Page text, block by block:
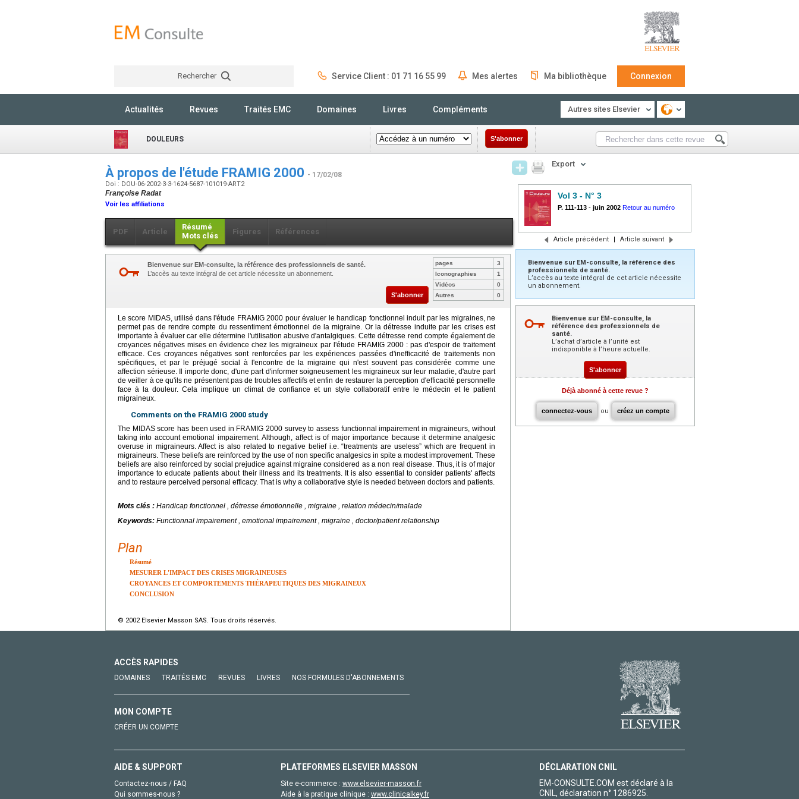
Rechercher Service Client : 01 71 16 55 99 Mes alertes Ma bibliothèque Connexion
Actualités Revues Traités EMC Domaines Livres Compléments Autres sites Elsevier
DOULEURS S'abonner
À propos de l'étude FRAMIG 2000 - 17/02/08
Doi : DOU-06-2002-3-3-1624-5687-101019-ART2
Françoise Radat
Voir les affiliations
PDF Article
Résumé
Mots clés
Figures Références
Bienvenue sur EM-consulte, la référence des professionnels de santé.
L’accès au texte intégral de cet article nécessite un abonnement.
S'abonner
pages
3
Iconographies
1
Vidéos
0
Autres
0
Le score MIDAS, utilisé dans l'étude FRAMIG 2000 pour évaluer le handicap fonctionnel induit par les migraines, ne
permet pas de rendre compte du ressentiment émotionnel de la migraine. Or la détresse induite par les crises est
importante à évaluer car elle détermine l'utilisation abusive d'antalgiques. Cette détresse rend compte également de
croyances négatives mises en évidence chez les migraineux par l'étude FRAMIG 2000 : pas d'espoir de traitement
efficace. Ces croyances négatives sont renforcées par les expériences passées d'inefficacité de traitements non
spécifiques, et par le préjugé social à l'encontre de la migraine qui n'est souvent pas considérée comme une
affection sérieuse. Il importe donc, d'une part d'informer soigneusement les migraineux sur leur maladie, d'autre part
de veiller à ce qu'ils ne présentent pas de troubles affectifs et enfin de restaurer la perception d'efficacité personnelle
face à la douleur. Cela implique un climat de confiance et un style collaboratif entre le médecin et le patient
migraineux.
Comments on the FRAMIG 2000 study
The MIDAS score has been used in FRAMIG 2000 survey to assess functionnal impairement in migraineurs, without
taking into account emotional impairement. Although, affect is of major importance because it determine analgesic
overuse in migraineurs. Affect is also related to negative belief i.e. “treatments are useless” which are frequent in
migraineurs. These beliefs are reinforced by the use of non specific analgesics in spite a modest improvement. These
beliefs are also reinforced by social prejudice against migraine considered as a non real disease. Thus, it is of major
importance to educate patients about their illness and its treatments. It is also essential to consider patients' affects
and to restaure perceived personal efficacy. That is why a collaborative style is needed between doctors and patients.
Mots clés : Handicap fonctionnel , détresse émotionnelle , migraine , relation médecin/malade
Keywords: Functionnal impairement , emotional impairement , migraine , doctor/patient relationship
Plan
Résumé
MESURER L'IMPACT DES CRISES MIGRAINEUSES
CROYANCES ET COMPORTEMENTS THÉRAPEUTIQUES DES MIGRAINEUX
CONCLUSION
© 2002 Elsevier Masson SAS. Tous droits réservés.
Export
Vol 3 - N° 3
P. 111-113 - juin 2002 Retour au numéro
Article précédent | Article suivant
Bienvenue sur EM-consulte, la référence des
professionnels de santé.
L’accès au texte intégral de cet article nécessite
un abonnement.
Bienvenue sur EM-consulte, la
référence des professionnels de
santé.
L’achat d’article à l’unité est
indisponible à l’heure actuelle.
S'abonner
Déjà abonné à cette revue ?
connectez-vous ou créez un compte
ACCÈS RAPIDES
DOMAINES TRAITÉS EMC REVUES LIVRES NOS FORMULES D'ABONNEMENTS
MON COMPTE
CRÉER UN COMPTE
AIDE & SUPPORT
Contactez-nous / FAQ
Qui sommes-nous ?
PLATEFORMES ELSEVIER MASSON
Site e-commerce : www.elsevier-masson.fr
Aide à la pratique clinique : www.clinicalkey.fr
DÉCLARATION CNIL
EM-CONSULTE.COM est déclaré à la
CNIL, déclaration n° 1286925.